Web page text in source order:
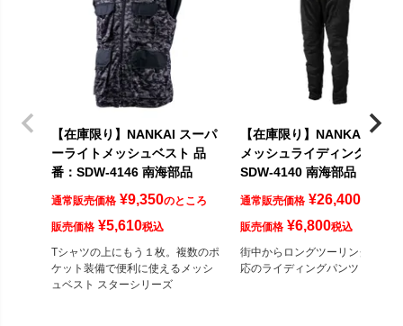
【在庫限り】NANKAI スーパ
ーライトメッシュベスト 品
番：SDW-4146 南海部品
通常販売価格 ¥9,350のところ
販売価格 ¥5,610税込
Tシャツの上にもう１枚。複数のポ
ケット装備で便利に使えるメッシ
ュベスト スターシリーズ
【在庫限り】NANKAI RIDE
メッシュライディングパンツ
SDW-4140 南海部品
通常販売価格 ¥26,400
販売価格 ¥6,800税込
街中からロングツーリングまで対
応のライディングパンツ